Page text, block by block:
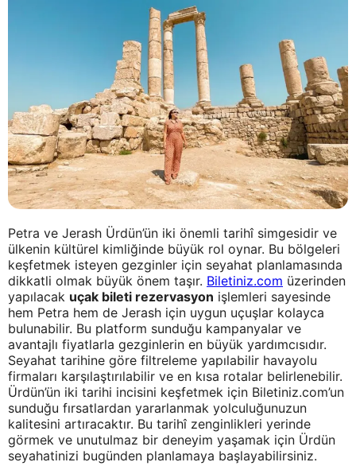
Petra ve Jerash Ürdün’ün iki önemli tarihî simgesidir ve
ülkenin kültürel kimliğinde büyük rol oynar. Bu bölgeleri
keşfetmek isteyen gezginler için seyahat planlamasında
dikkatli olmak büyük önem taşır. Biletiniz.com üzerinden
yapılacak uçak bileti rezervasyon işlemleri sayesinde
hem Petra hem de Jerash için uygun uçuşlar kolayca
bulunabilir. Bu platform sunduğu kampanyalar ve
avantajlı fiyatlarla gezginlerin en büyük yardımcısıdır.
Seyahat tarihine göre filtreleme yapılabilir havayolu
firmaları karşılaştırılabilir ve en kısa rotalar belirlenebilir.
Ürdün’ün iki tarihi incisini keşfetmek için Biletiniz.com’un
sunduğu fırsatlardan yararlanmak yolculuğunuzun
kalitesini artıracaktır. Bu tarihî zenginlikleri yerinde
görmek ve unutulmaz bir deneyim yaşamak için Ürdün
seyahatinizi bugünden planlamaya başlayabilirsiniz.